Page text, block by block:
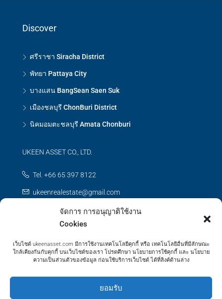
จัดการ การอนุญาติใช้งาน
Cookies
เว็บไซต์ ukeenasset.com มีการใช้งานเทคโนโลยีคุกกี้ หรือ เทคโนโลยีอื่นที่มีลักษณะ
ใกล้เคียงกันกับคุกกี้ บนเว็บไซต์ของเรา โปรดศึกษา นโยบายการใช้คุกกี้ และ นโยบาย
ความเป็นส่วนตัวของข้อมูล ก่อนใช้บริการเว็บไซต์ ได้ที่ลิงค์ด้านล่าง
ยอมรับ
Discover
ศรีราชา Siracha District
พัทยา Pattaya City
บางแสน BangSean Saen Suk
เมืองชลบุรี ChonBuri District
นิคมอมตะชลบุรี Amata Chonburi
UKEEN ASSET CO., LTD.
Tel. +66 65 397 8122
ukeenrealestate@gmail.com